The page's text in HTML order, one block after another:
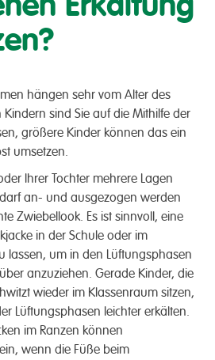
hängen sehr vom Alter des
Kindern sind Sie auf die Mithilfe der
größere Kinder können das ein
umsetzen.
Ihrer Tochter mehrere Lagen
an- und ausgezogen werden
Zwiebellook. Es ist sinnvoll, eine
in der Schule oder im
lassen, um in den Lüftungsphasen
anzuziehen. Gerade Kinder, die
wieder im Klassenraum sitzen,
Lüftungsphasen leichter erkälten.
im Ranzen können
wenn die Füße beim